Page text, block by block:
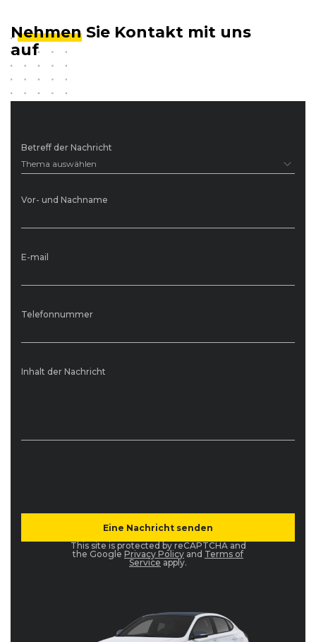
Betreff der Nachricht
Thema auswählen
Vor- und Nachname
E-mail
Telefonnummer
Inhalt der Nachricht
This site is protected by reCAPTCHA and
the Google Privacy Policy and Terms of
Service apply.
Nehmen Sie Kontakt mit uns
auf